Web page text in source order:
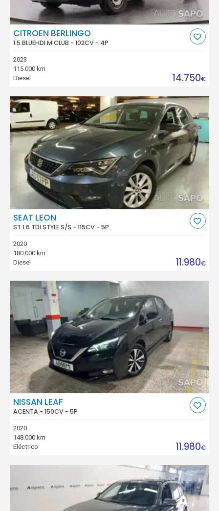
CITROEN BERLINGO
1.5 BLUEHDI M CLUB - 102CV - 4P
2023
115.000 km
Diesel
14.750€
SEAT LEON
ST 1.6 TDI STYLE S/S - 115CV - 5P
2020
180.000 km
Diesel
11.980€
NISSAN LEAF
ACENTA - 150CV - 5P
2020
148.000 km
Eléctrico
11.980€